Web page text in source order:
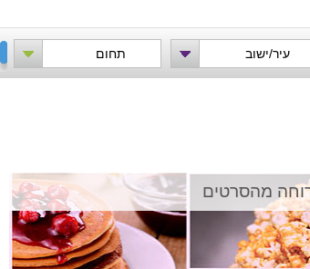
עיר/ישוב תחום
מהסרטים